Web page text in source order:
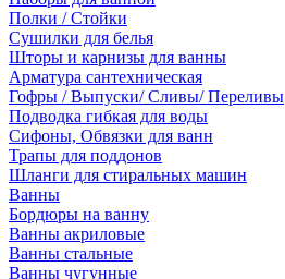
Полки / Стойки
Сушилки для белья
Шторы и карнизы для ванны
Арматура сантехническая
Гофры / Выпуски/ Сливы/ Переливы
Подводка гибкая для воды
Сифоны, Обвязки для ванн
Трапы для поддонов
Шланги для стиральных машин
Ванны
Бордюры на ванну
Ванны акриловые
Ванны стальные
Ванны чугунные